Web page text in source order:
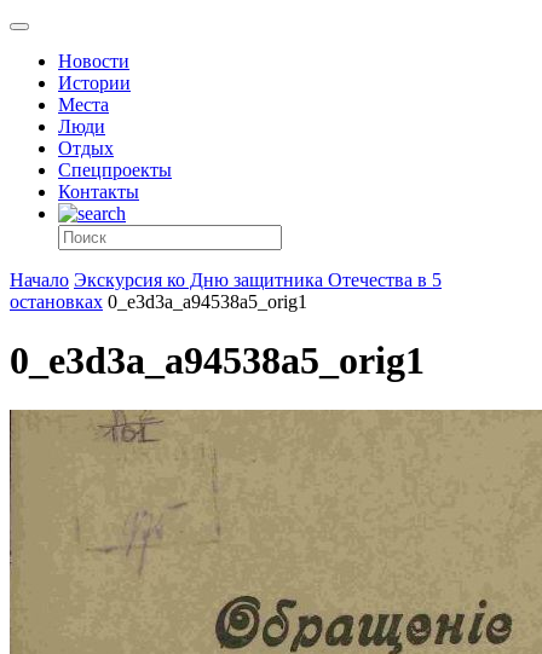
Новости
Истории
Места
Люди
Отдых
Спецпроекты
Контакты
Начало Экскурсия ко Дню защитника Отечества в 5
остановках 0_e3d3a_a94538a5_orig1
0_e3d3a_a94538a5_orig1